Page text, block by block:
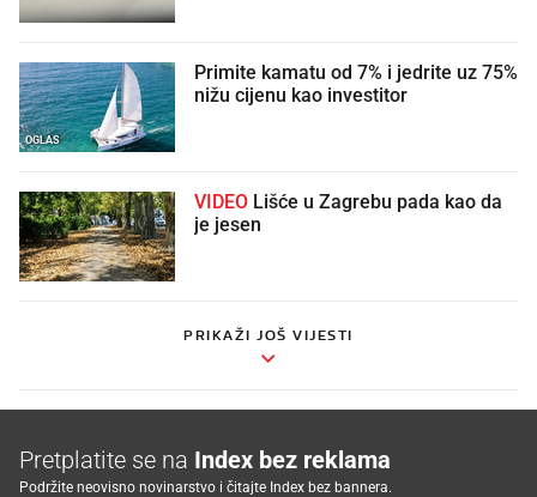
OGLAS
Primite kamatu od 7% i jedrite uz 75%
nižu cijenu kao investitor
VIDEO
je jesen
PRIKAŽI JOŠ VIJESTI
Pretplatite se na Index bez reklama
Podržite neovisno novinarstvo i čitajte Index bez bannera.